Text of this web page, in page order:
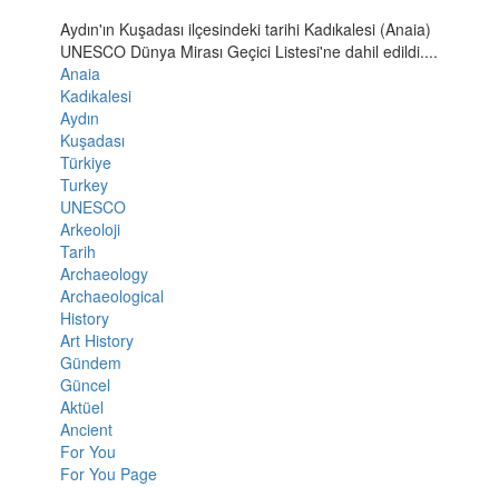
Aydın'ın Kuşadası ilçesindeki tarihi Kadıkalesi (Anaia)
UNESCO Dünya Mirası Geçici Listesi'ne dahil edildi....
Anaia
Kadıkalesi
Aydın
Kuşadası
Türkiye
Turkey
UNESCO
Arkeoloji
Tarih
Archaeology
Archaeological
History
Art History
Gündem
Güncel
Aktüel
Ancient
For You
For You Page